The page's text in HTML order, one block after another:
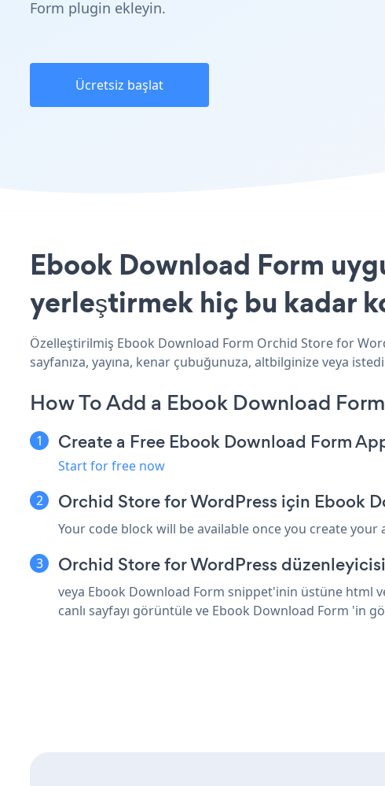
Form plugin ekleyin.
Ücretsiz başlat
Ebook Download Form
yerleştirmek hiç bu kadar
Özelleştirilmiş Ebook Download Form Orchid Store for
sayfanıza, yayına, kenar çubuğunuza, altbilginize veya
How To Add a Ebook Download
Create a Free Ebook Download Form
Start for free now
Orchid Store for WordPress için Ebook
Your code block will be available once you create your
Orchid Store for WordPress
veya Ebook Download Form snippet'inin üstüne html
canlı sayfayı görüntüle ve Ebook Download Form 'in